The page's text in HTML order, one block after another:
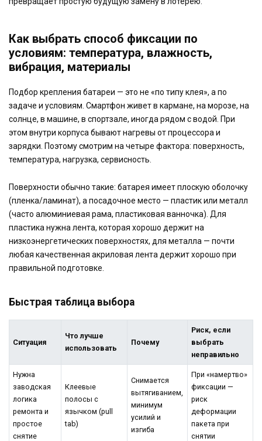
Как выбрать способ фиксации по
условиям: температура, влажность,
вибрация, материалы
Подбор крепления батареи — это не «по типу клея», а по
задаче и условиям. Смартфон живет в кармане, на морозе, на
солнце, в машине, в спортзале, иногда рядом с водой. При
этом внутри корпуса бывают нагревы от процессора и
зарядки. Поэтому смотрим на четыре фактора: поверхность,
температура, нагрузка, сервисность.
Поверхности обычно такие: батарея имеет плоскую оболочку
(пленка/ламинат), а посадочное место — пластик или металл
(часто алюминиевая рама, пластиковая ванночка). Для
пластика нужна лента, которая хорошо держит на
низкоэнергетических поверхностях, для металла — почти
любая качественная акриловая лента держит хорошо при
правильной подготовке.
Быстрая таблица выбора
Ситуация
Что лучше
использовать
Почему
Риск, если
выбрать
неправильно
Нужна
заводская
логика
ремонта и
простое
снятие
Клеевые
полосы с
язычком (pull
tab)
Снимается
вытягиванием,
минимум
усилий и
изгиба
При «намертво»
фиксации —
риск
деформации
пакета при
снятии